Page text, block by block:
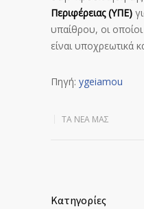
Περιφέρειας (ΥΠΕ)
υπαίθρου, οι οποίοι
είναι υποχρεωτικά
Πηγή: ygeiamou
ΤΑ ΝΈΑ ΜΑΣ
Κατηγορίες